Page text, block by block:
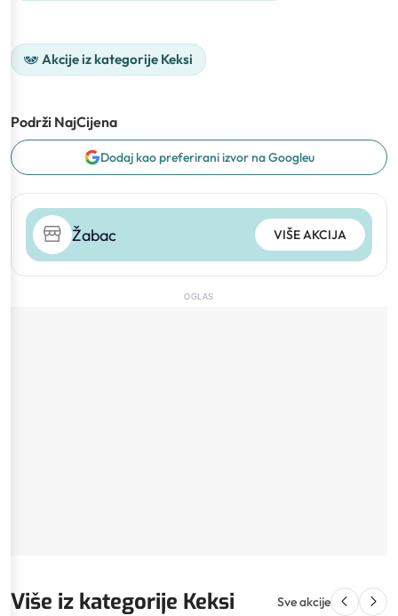
Akcije iz kategorije Keksi
Podrži NajCijena
Dodaj kao preferirani izvor na Googleu
Žabac VIŠE AKCIJA
OGLAS
Više iz kategorije Keksi Sve akcije